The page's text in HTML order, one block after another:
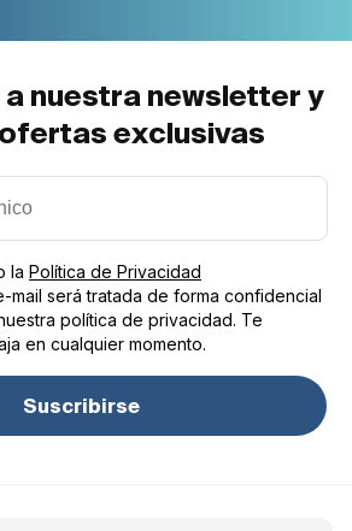
nuestra newsletter y
exclusivas
la Política de Privacidad
mail será tratada de forma confidencial
política de privacidad. Te
en cualquier momento.
Suscribirse